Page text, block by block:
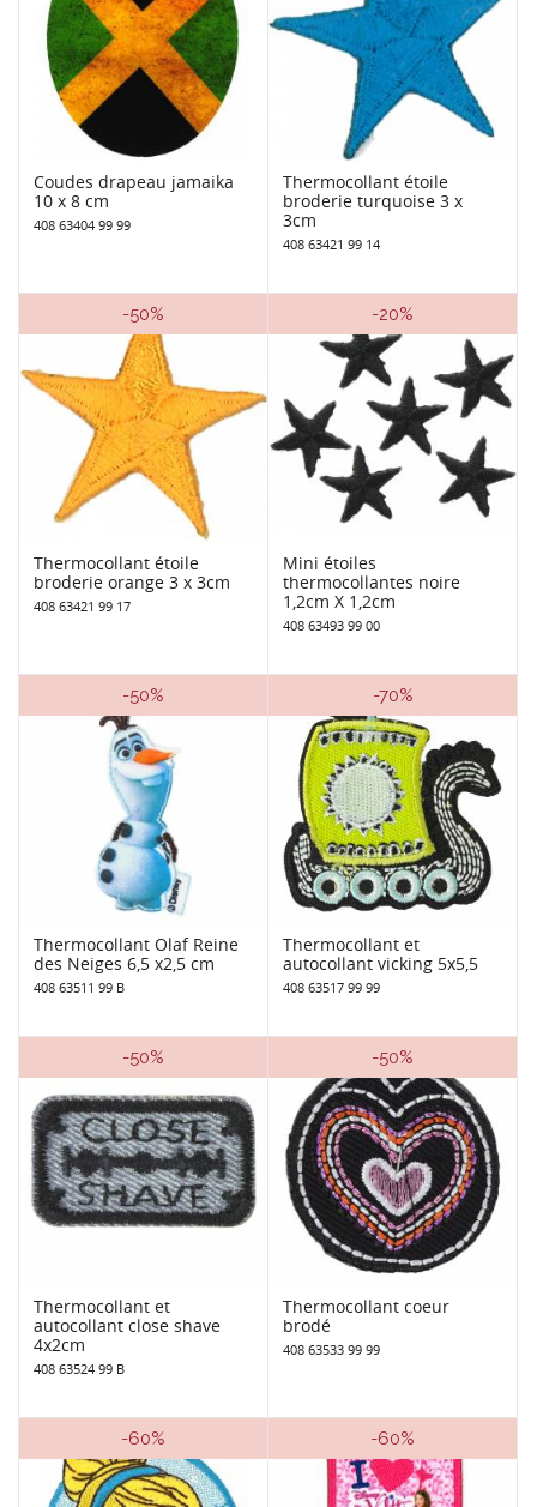
Coudes drapeau jamaika
10 x 8 cm
408 63404 99 99
Thermocollant étoile
broderie turquoise 3 x
3cm
408 63421 99 14
-50%
Thermocollant étoile
broderie orange 3 x 3cm
408 63421 99 17
-20%
Mini étoiles
thermocollantes noire
1,2cm X 1,2cm
408 63493 99 00
-50%
Thermocollant Olaf Reine
des Neiges 6,5 x2,5 cm
408 63511 99 B
-70%
Thermocollant et
autocollant vicking 5x5,5
408 63517 99 99
-50%
Thermocollant et
autocollant close shave
4x2cm
408 63524 99 B
-50%
Thermocollant coeur
brodé
408 63533 99 99
-60% -60%